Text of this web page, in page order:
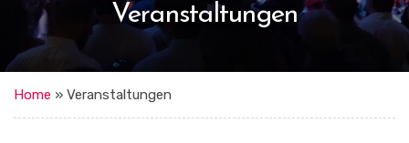
Veranstaltungen
Home » Veranstaltungen